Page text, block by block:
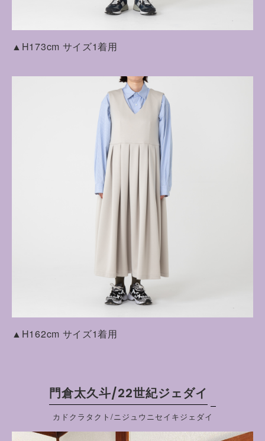
▲H173cm サイズ1着用
▲H162cm サイズ1着用
門倉太久斗/22世紀ジェダイ
カドクラタクト/ニジュウニセイキジェダイ